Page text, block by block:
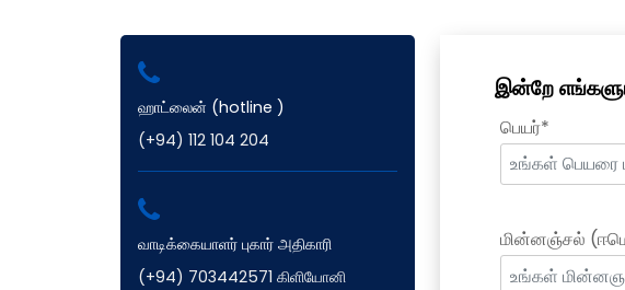
ஹாட்லைன் (hotline )
(+94) 112 104 204
வாடிக்கையாளர் புகார் அதிகாரி
(+94) 703442571 கிளியோனி
இன்றே
பெயர்*
மின்னஞ்சல்